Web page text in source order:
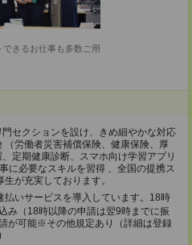
できるお仕事も多数ご用
門セクションを設け、きめ細やかな対応
（労働者災害補償保険、健康保険、厚
定期健康診断、スマホ向け学習アプリ
に必要なスキルを習得 、全国の提携ス
が充実しております。
払いサービスを導入しています。18時
み（18時以降の申請は翌9時までに振
が可能※その他規定あり（詳細は登録